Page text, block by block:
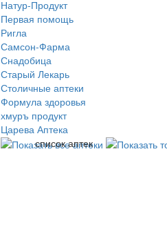
Натур-Продукт
Первая помощь
Ригла
Самсон-Фарма
Снадобица
Старый Лекарь
Столичные аптеки
Формула здоровья
хмуръ продукт
Царева Аптека
список аптек